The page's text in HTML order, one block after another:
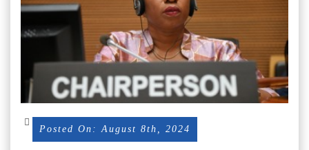
Posted On: August 8th, 2024